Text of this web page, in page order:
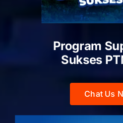
Program
Sukses
Chat Us